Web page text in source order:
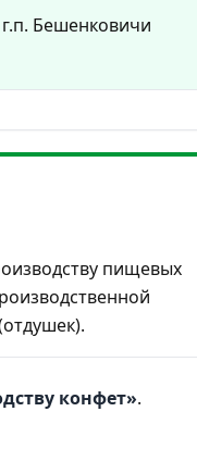
Бешенковичи
пищевых
конфет».